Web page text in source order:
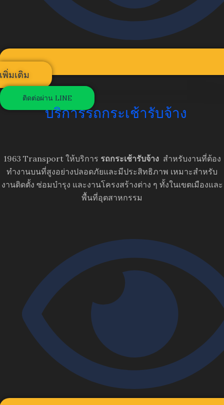
เพิ่มเติม
ติดต่อผ่าน LINE
บริการรถกระเช้ารับจ้าง
1963 Transport ให้บริการ รถกระเช้ารับจ้าง สำหรับงานที่ต้อง
ทำงานบนที่สูงอย่างปลอดภัยและมีประสิทธิภาพ เหมาะสำหรับ
งานติดตั้ง ซ่อมบำรุง และงานโครงสร้างต่าง ๆ ทั้งในเขตเมืองและ
พื้นที่อุตสาหกรรม